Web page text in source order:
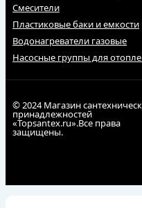
Смесители
Пластиковые баки и емкости
Водонагреватели газовые
Насосные группы для
© 2024 Магазин
принадлежностей
«Topsantex.ru».Все права
защищены.